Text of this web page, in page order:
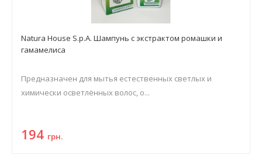
Natura House S.p.A. Шампунь с экстрактом ромашки и
гамамелиса
Предназначен для мытья естественных светлых и
химически осветлённых волос, о...
194 грн.